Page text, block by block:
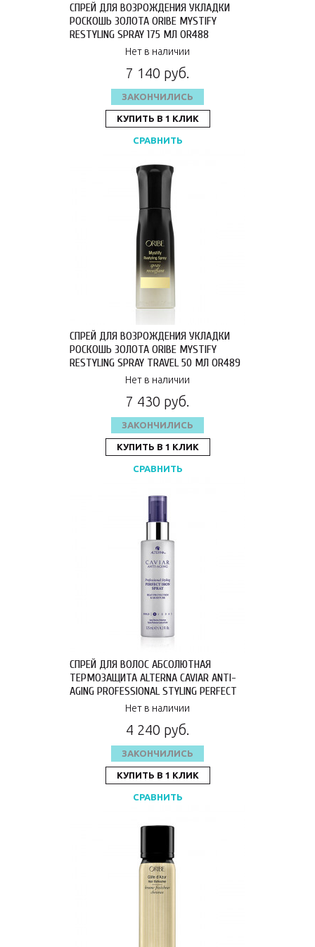
СПРЕЙ ДЛЯ ВОЗРОЖДЕНИЯ УКЛАДКИ
РОСКОШЬ ЗОЛОТА ORIBE MYSTIFY
RESTYLING SPRAY 175 МЛ OR488
Нет в наличии
7 140 руб.
ЗАКОНЧИЛИСЬ
КУПИТЬ В 1 КЛИК
СРАВНИТЬ
СПРЕЙ ДЛЯ ВОЗРОЖДЕНИЯ УКЛАДКИ
РОСКОШЬ ЗОЛОТА ORIBE MYSTIFY
RESTYLING SPRAY TRAVEL 50 МЛ OR489
Нет в наличии
7 430 руб.
ЗАКОНЧИЛИСЬ
КУПИТЬ В 1 КЛИК
СРАВНИТЬ
СПРЕЙ ДЛЯ ВОЛОС АБСОЛЮТНАЯ
ТЕРМОЗАЩИТА ALTERNA CAVIAR ANTI-
AGING PROFESSIONAL STYLING PERFECT
IRON SPRAY 125 МЛ 67550RE
Нет в наличии
4 240 руб.
ЗАКОНЧИЛИСЬ
КУПИТЬ В 1 КЛИК
СРАВНИТЬ